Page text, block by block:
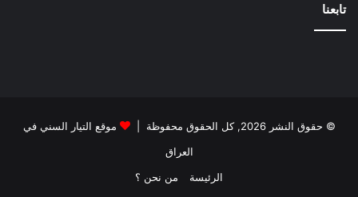
تابعنا
© حقوق النشر 2026, كل الحقوق محفوظة |
موقع التيار السني في
العراق
الرئيسة
من نحن ؟